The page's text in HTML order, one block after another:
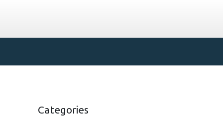
Categories